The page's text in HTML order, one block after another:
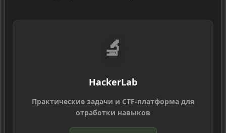
🔬
HackerLab
Практические задачи и CTF-платформа для
отработки навыков